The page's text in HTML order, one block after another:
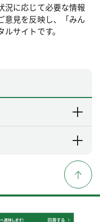
況に応じて必要な情報
意見を反映し、「みん
サイトです。